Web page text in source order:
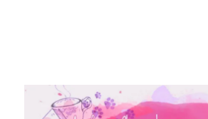
Apologie d'une